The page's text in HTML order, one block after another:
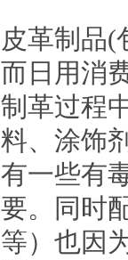
皮革制品(
而日用消
制革过程
料、涂饰
有一些有
要。同时
等）也因